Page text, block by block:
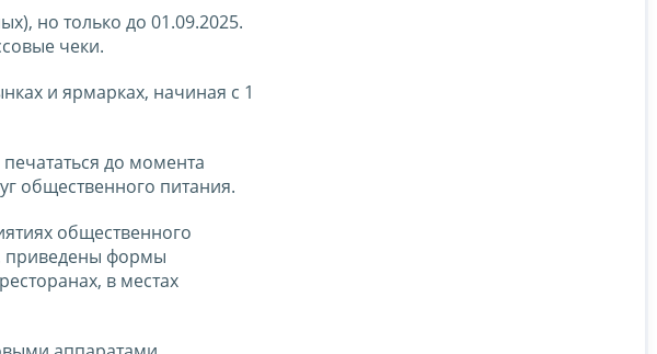
но только до 01.09.2025.
чеки.
и ярмарках, начиная с 1
до момента
общественного питания.
общественного
приведены формы
в местах